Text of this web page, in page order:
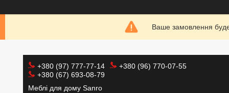
Ваше замовлення
+380 (97) 777-77-14
+380 (96) 770-07-55
+380 (67) 693-08-79
Меблі для дому Sanro